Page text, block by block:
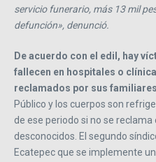
servicio funerario, más 13 mil
defunción», denunció.
De acuerdo con el edil, hay
fallecen en hospitales o
reclamados por sus familiares
Público y los cuerpos son
de ese periodo si no se
desconocidos. El segundo
Ecatepec que se implemente